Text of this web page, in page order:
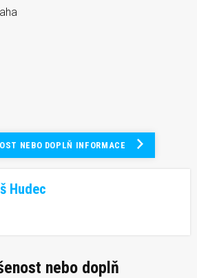
NEBO DOPLŇ INFORMACE
Hudec
nebo doplň